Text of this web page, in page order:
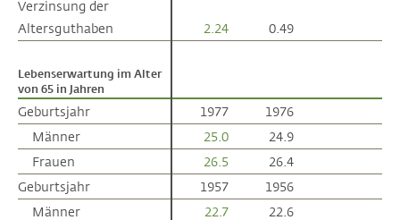
Verzinsung der
Altersguthaben
2.24 0.49
Lebenserwartung im Alter
von 65 in Jahren
Geburtsjahr 1977
1976
Männer
25.0
24.9
Frauen
26.5
26.4
Geburtsjahr
1957
1956
Männer
22.7
22.6
Verzinsung der
Altersguthaben
Lebenserwartung im Alter
von 65 in Jahren
Geburtsjahr
Männer
Frauen
Geburtsjahr
Männer